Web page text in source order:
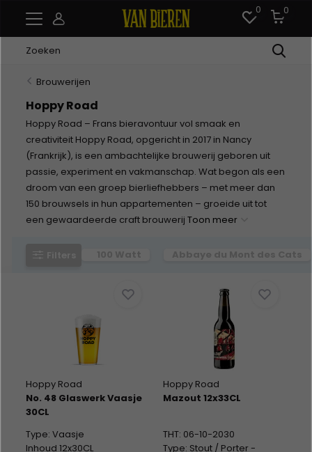
0 0
Brouwerijen
Hoppy Road
Hoppy Road – Frans bieravontuur vol smaak en
creativiteit Hoppy Road, opgericht in 2017 in Nancy
(Frankrijk), is een ambachtelijke brouwerij geboren uit
passie, experiment en vakmanschap. Wat begon als een
droom van een groep bierliefhebbers – met meer dan
150 brouwsels in hun appartementen – groeide uit tot
een gewaardeerde craft brouwerijToon meer
Hoppy Road
No. 48 Glaswerk Vaasje
30CL
Type: Vaasje
Inhoud 12x30CL
Hoppy Road
Mazout 12x33CL
THT: 06-10-2030
Type: Stout / Porter -